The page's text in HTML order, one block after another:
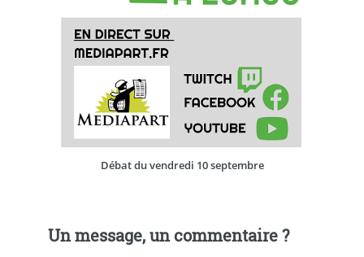
Débat du vendredi 10 septembre
Un message, un commentaire ?